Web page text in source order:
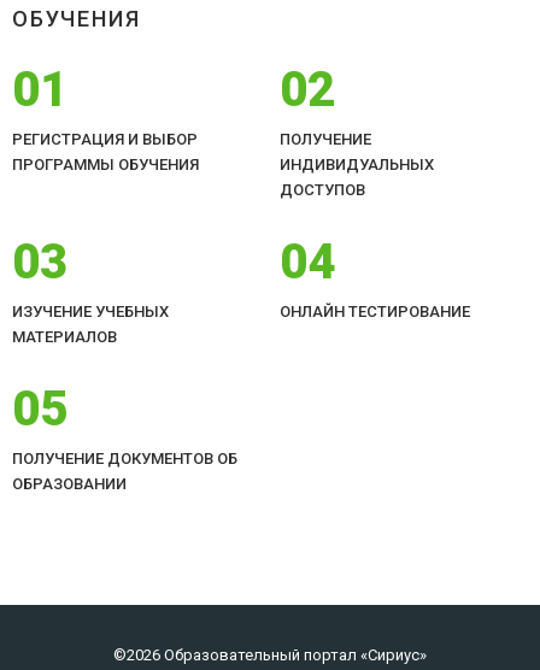
ОБУЧЕНИЯ
01
РЕГИСТРАЦИЯ И ВЫБОР
ПРОГРАММЫ ОБУЧЕНИЯ
02
ПОЛУЧЕНИЕ
ИНДИВИДУАЛЬНЫХ
ДОСТУПОВ
03
ИЗУЧЕНИЕ УЧЕБНЫХ
МАТЕРИАЛОВ
04
ОНЛАЙН ТЕСТИРОВАНИЕ
05
ПОЛУЧЕНИЕ ДОКУМЕНТОВ ОБ
ОБРАЗОВАНИИ
©2026 Образовательный портал «Сириус»